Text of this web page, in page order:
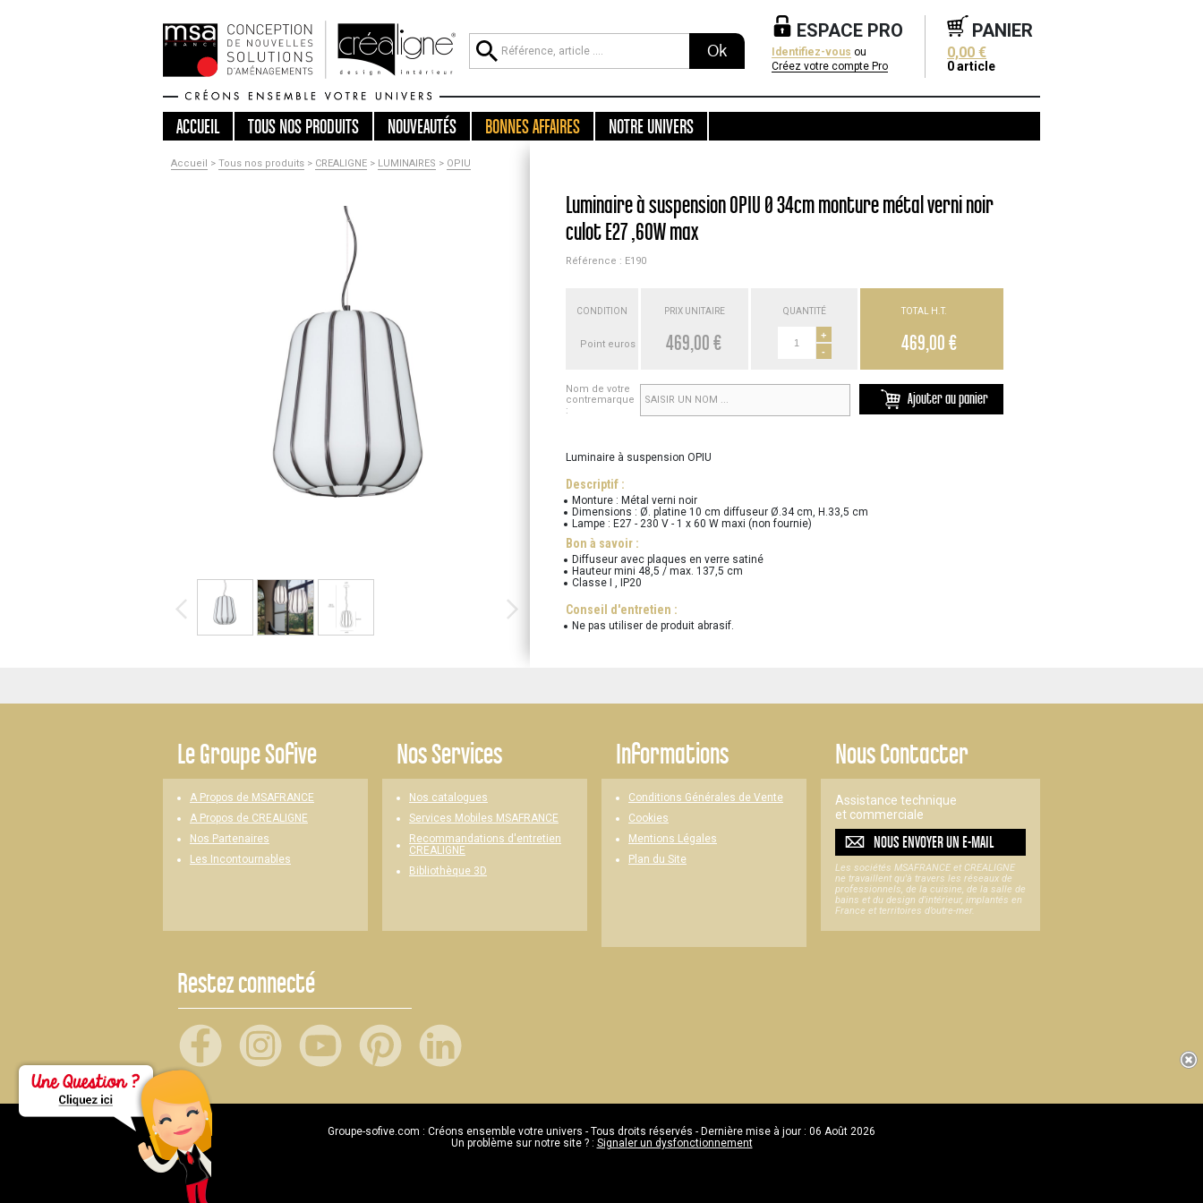
Ok
ESPACE PRO
Identifiez-vous ou
Créez votre compte Pro
PANIER
0,00 €
0article
ACCUEIL TOUSNOS PRODUITS NOUVEAUTÉS BONNES AFFAIRES NOTRE UNIVERS
Accueil > Tous nos produits> CREALIGNE> LUMINAIRES > OPIU
Luminaire à suspension OPIU Ø 34cm monture métal verni noir
culot E27 ,60W max
Référence : E190
CONDITION
Point euros
PRIX UNITAIRE
469,00 €
QUANTITÉ
+
-
TOTAL H.T.
469,00 €
Nom de votre
contremarque
:
Ajouter au panier
Luminaire à suspension OPIU
Descriptif :
Monture : Métal verni noir
Dimensions : Ø. platine 10 cm diffuseur Ø.34 cm, H.33,5 cm
Lampe : E27 - 230 V - 1 x 60 W maxi (non fournie)
Bon à savoir :
Diffuseur avec plaques en verre satiné
Hauteur mini 48,5 / max. 137,5 cm
Classe I , IP20
Conseil d'entretien :
Ne pas utiliser de produit abrasif.
LeGroupe Sofive
A Propos de MSAFRANCE
A Propos de CREALIGNE
Nos Partenaires
Les Incontournables
Nos Services
Nos catalogues
Services Mobiles MSAFRANCE
Recommandations d'entretien
CREALIGNE
Bibliothèque 3D
Informations
Conditions Générales de Vente
Cookies
Mentions Légales
Plan du Site
Nous Contacter
Assistance technique
et commerciale
NOUS ENVOYER UNE-MAIL
Les sociétés MSAFRANCE et CREALIGNE
ne travaillent qu'à travers les réseaux de
professionnels, de la cuisine, de la salle de
bains et du design d'intérieur, implantés en
France et territoires d’outre-mer.
Restez connecté
Groupe-sofive.com : Créons ensemble votre univers - Tous droits réservés - Dernière mise à jour : 06 Août 2026
Un problème sur notre site ? : Signaler un dysfonctionnement